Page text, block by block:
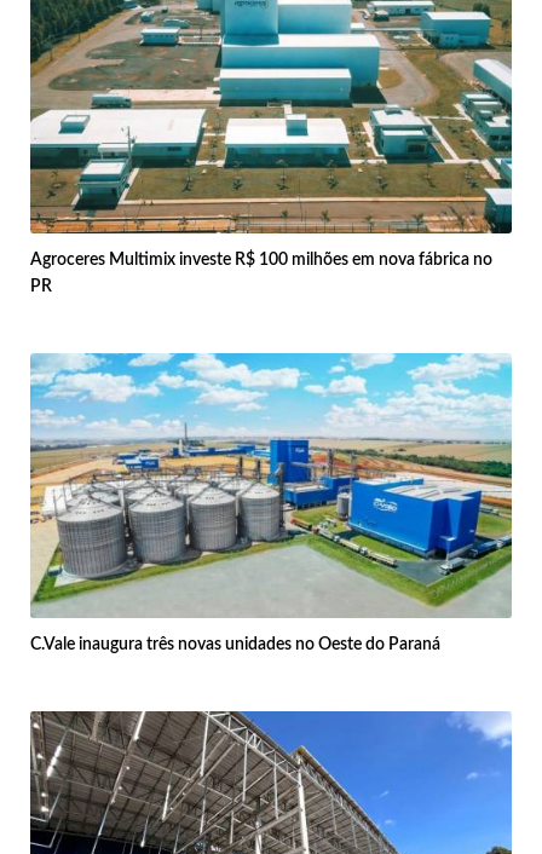
Agroceres Multimix investe R$ 100 milhões em nova fábrica no
PR
C.Vale inaugura três novas unidades no Oeste do Paraná